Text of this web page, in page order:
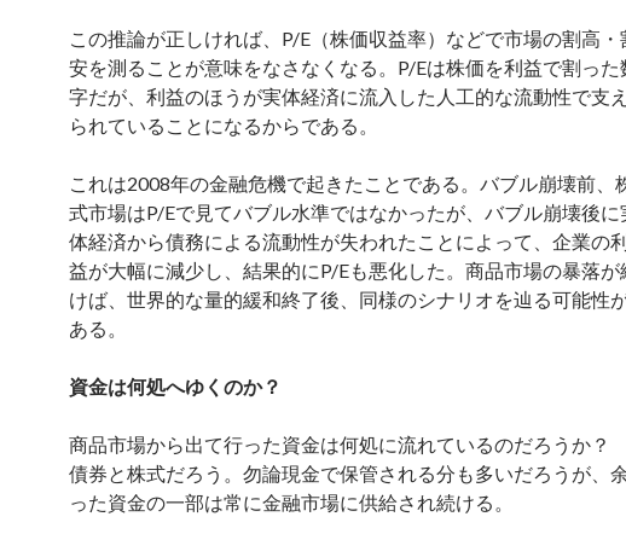
この推論が正しければ、P/E（株価収益率）などで市場の割高・
安を測ることが意味をなさなくなる。P/Eは株価を利益で割った
字だが、利益のほうが実体経済に流入した人工的な流動性で支え
られていることになるからである。
これは2008年の金融危機で起きたことである。バブル崩壊前、
式市場はP/Eで見てバブル水準ではなかったが、バブル崩壊後に
体経済から債務による流動性が失われたことによって、企業の
益が大幅に減少し、結果的にP/Eも悪化した。商品市場の暴落が
けば、世界的な量的緩和終了後、同様のシナリオを辿る可能性
ある。
資金は何処へゆくのか？
商品市場から出て行った資金は何処に流れているのだろうか？
債券と株式だろう。勿論現金で保管される分も多いだろうが、
った資金の一部は常に金融市場に供給され続ける。